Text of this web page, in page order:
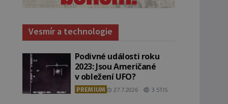
Vesmír a technologie
Podivné události roku
2023: Jsou Američané
v obležení UFO?
PREMIUM 27.7.2026 3.5TIS